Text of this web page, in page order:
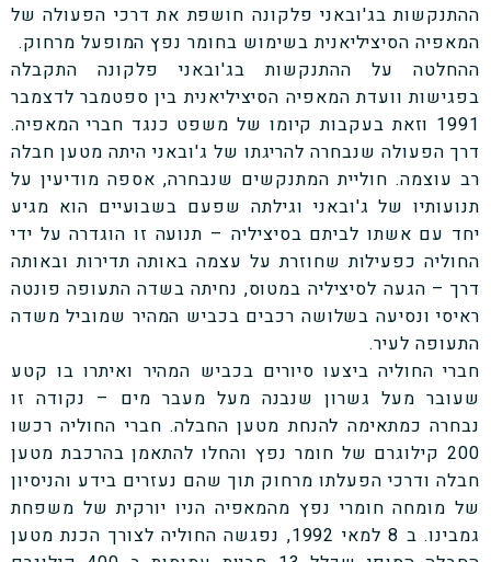
ההתנקשות בג'ובאני פלקונה חושפת את דרכי הפעולה של
המאפיה הסיציליאנית בשימוש בחומר נפץ המופעל מרחוק.
ההחלטה על ההתנקשות בג'ובאני פלקונה התקבלה
בפגישות וועדת המאפיה הסיציליאנית בין ספטמבר לדצמבר
1991 וזאת בעקבות קיומו של משפט כנגד חברי המאפיה.
דרך הפעולה שנבחרה להריגתו של ג'ובאני היתה מטען חבלה
רב עוצמה. חוליית המתנקשים שנבחרה, אספה מודיעין על
תנועותיו של ג'ובאני וגילתה שפעם בשבועיים הוא מגיע
יחד עם אשתו לביתם בסיציליה – תנועה זו הוגדרה על ידי
החוליה כפעילות שחוזרת על עצמה באותה תדירות ובאותה
דרך – הגעה לסיציליה במטוס, נחיתה בשדה התעופה פונטה
ראיסי ונסיעה בשלושה רכבים בכביש המהיר שמוביל משדה
התעופה לעיר.
חברי החוליה ביצעו סיורים בכביש המהיר ואיתרו בו קטע
שעובר מעל גשרון שנבנה מעל מעבר מים – נקודה זו
נבחרה כמתאימה להנחת מטען החבלה. חברי החוליה רכשו
200 קילוגרם של חומר נפץ והחלו להתאמן בהרכבת מטען
חבלה ודרכי הפעלתו מרחוק תוך שהם נעזרים בידע והניסיון
של מומחה חומרי נפץ מהמאפיה הניו יורקית של משפחת
גמבינו. ב 8 למאי 1992, נפגשה החוליה לצורך הכנת מטען